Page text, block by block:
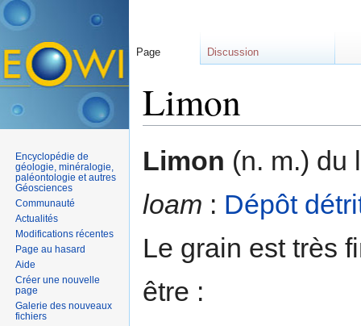
Limon
Limon (n. m.) du
loam : Dépôt
Le grain est très
être :
Page Discussion
Encyclopédie de
géologie, minéralogie,
paléontologie et autres
Géosciences
Communauté
Actualités
Modifications récentes
Page au hasard
Aide
Créer une nouvelle
page
Galerie des nouveaux
fichiers